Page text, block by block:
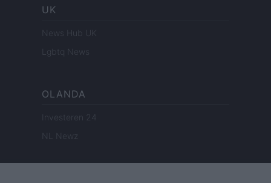
UK
News Hub UK
Lgbtq News
OLANDA
Investeren 24
NL Newz